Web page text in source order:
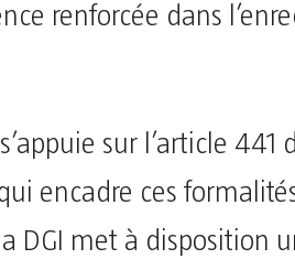
renforcée dans
sur l’article 441
encadre ces
DGI met à disposition